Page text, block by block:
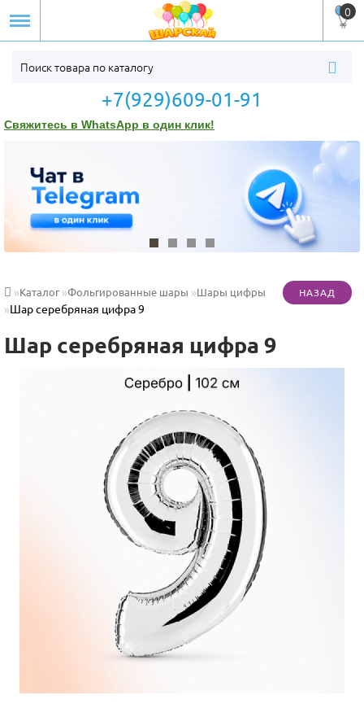
0
+7(929)609-01-91
Свяжитесь в WhatsApp в один клик!
Каталог Фольгированные шары Шары цифры
Шар серебряная цифра 9
Шар серебряная цифра 9